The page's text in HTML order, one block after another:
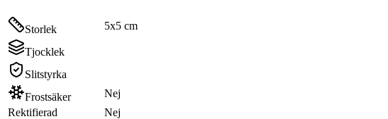
Storlek 5x5 cm
Tjocklek
Slitstyrka
Frostsäker
Nej
Rektifierad
Nej